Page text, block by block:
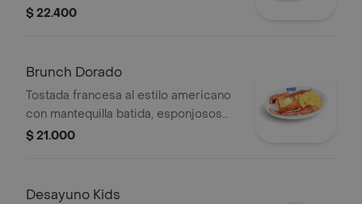
pancakes Buttermilk.
$ 22.400
Brunch Dorado
Tostada francesa al estilo americano
con mantequilla batida, esponjosos
huevos revueltos y dos tiras de
$ 21.000
Desayuno Kids